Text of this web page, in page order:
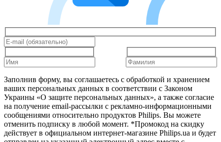
Заполнив форму, вы соглашаетесь с обработкой и хранением
ваших персональных данных в соответствии с Законом
Украины «О защите персональных данных», а также согласие
на получение email-рассылки с рекламно-информационными
сообщениями относительно продуктов Philips. Вы можете
отменить подписку в любой момент. *Промокод на скидку
действует в официальном интернет-магазине Philips.ua и будет